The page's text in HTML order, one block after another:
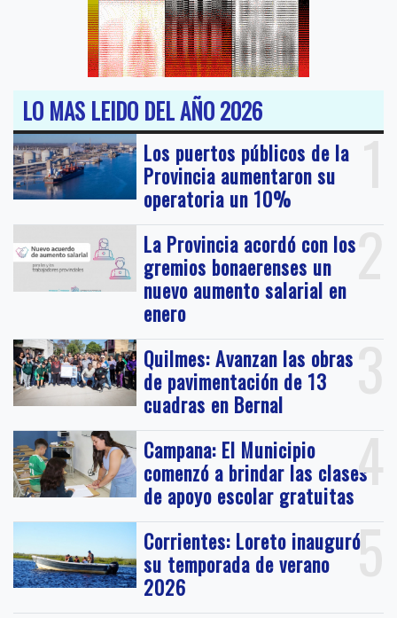
LO MAS LEIDO DEL AÑO 2026
1
Los puertos públicos de la
Provincia aumentaron su
operatoria un 10%
2
La Provincia acordó con los
gremios bonaerenses un
nuevo aumento salarial en
enero
3
Quilmes: Avanzan las obras
de pavimentación de 13
cuadras en Bernal
4
Campana: El Municipio
comenzó a brindar las clases
de apoyo escolar gratuitas
5
Corrientes: Loreto inauguró
su temporada de verano
2026